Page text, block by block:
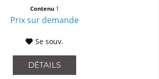
Contenu 1
Prix sur demande
Se souv.
DÉTAILS